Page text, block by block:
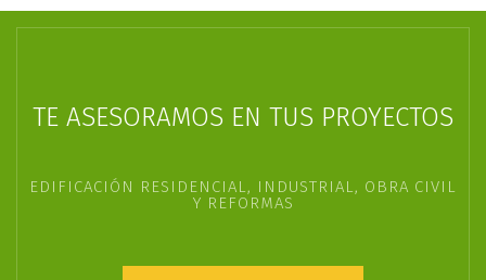
TE ASESORAMOS EN TUS PROYECTOS
EDIFICACIÓN RESIDENCIAL, INDUSTRIAL, OBRA CIVIL
Y REFORMAS